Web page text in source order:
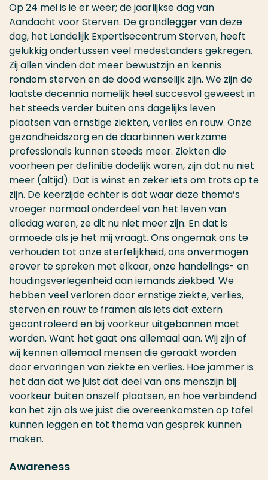
Op 24 mei is ie er weer; de jaarlijkse dag van
Aandacht voor Sterven. De grondlegger van deze
dag, het Landelijk Expertisecentrum Sterven, heeft
gelukkig ondertussen veel medestanders gekregen.
Zij allen vinden dat meer bewustzijn en kennis
rondom sterven en de dood wenselijk zijn. We zijn de
laatste decennia namelijk heel succesvol geweest in
het steeds verder buiten ons dagelijks leven
plaatsen van ernstige ziekten, verlies en rouw. Onze
gezondheidszorg en de daarbinnen werkzame
professionals kunnen steeds meer. Ziekten die
voorheen per definitie dodelijk waren, zijn dat nu niet
meer (altijd). Dat is winst en zeker iets om trots op te
zijn. De keerzijde echter is dat waar deze thema’s
vroeger normaal onderdeel van het leven van
alledag waren, ze dit nu niet meer zijn. En dat is
armoede als je het mij vraagt. Ons ongemak ons te
verhouden tot onze sterfelijkheid, ons onvermogen
erover te spreken met elkaar, onze handelings- en
houdingsverlegenheid aan iemands ziekbed. We
hebben veel verloren door ernstige ziekte, verlies,
sterven en rouw te framen als iets dat extern
gecontroleerd en bij voorkeur uitgebannen moet
worden. Want het gaat ons allemaal aan. Wij zijn of
wij kennen allemaal mensen die geraakt worden
door ervaringen van ziekte en verlies. Hoe jammer is
het dan dat we juist dat deel van ons menszijn bij
voorkeur buiten onszelf plaatsen, en hoe verbindend
kan het zijn als we juist die overeenkomsten op tafel
kunnen leggen en tot thema van gesprek kunnen
maken.
Awareness